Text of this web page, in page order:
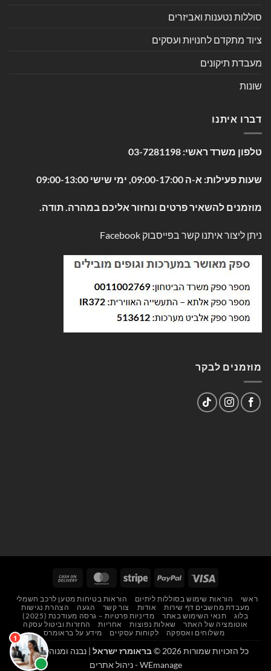
סוללות נטענות ואביזרים
ציוד מתקדם לחנויות ועסקים
מעבדת תיקונים
שונות
דברו איתנו
טלפון משרד ראשי: 03-7281198
שעות פעילות: א-ה 09:00-17:00, ימי שישי 09:00-13:00
מוזמנים להשאיר פרטים ונחזור אליכם במהרה. תודה.
ניתן ליצור איתנו קשר בפייסבוק Facebook
מוזמנים לבקר
Visa
PayPal
Stripe
MasterCard
Delivery
ראשי הוראות שימוש בסוללות ליתיום
הוראות בטיחות מטען לרכב חשמלי
מעבדת מחשבים דף שירות
אודות צור קשר הגעה
הצהרת נגישות
בלוג
תנאי השימוש באתר
מדיניות פרטיות – גרסה מעודכנת (2025)
אוטומציה של האתר
שאלות נפוצות אחריות
החזרות וביטול עסקה
משלוחים ואספקה
לקוחות עסקיים מידע על בראומרס
כל הזכויות שמורות 2026 © בראומרז ישראל | נבנה ומנוהל על ידי
WEmanage - ניהול אתרים